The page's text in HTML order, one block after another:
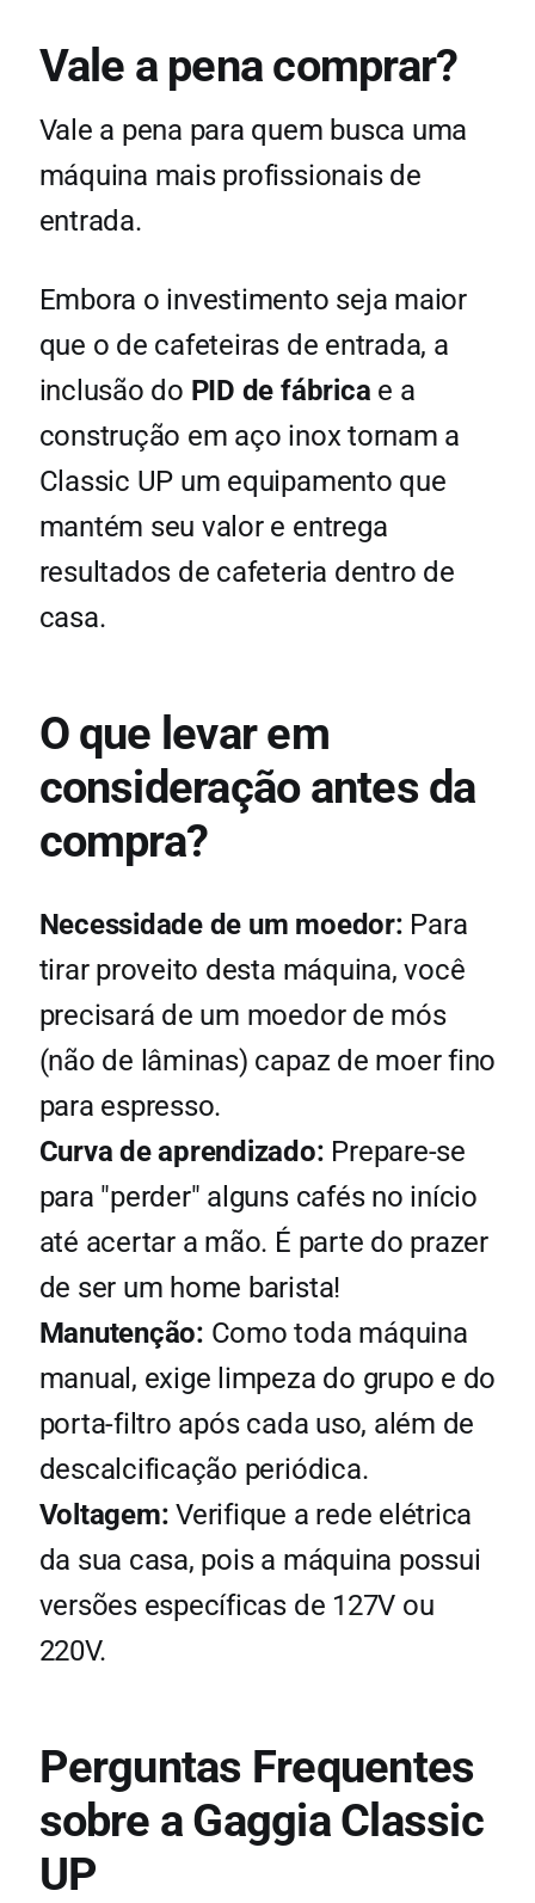
Vale a pena comprar?
Vale a pena para quem busca uma
máquina mais profissionais de
entrada.
Embora o investimento seja maior
que o de cafeteiras de entrada, a
inclusão do PID de fábrica e a
construção em aço inox tornam a
Classic UP um equipamento que
mantém seu valor e entrega
resultados de cafeteria dentro de
casa.
O que levar em
consideração antes da
compra?
Necessidade de um moedor: Para
tirar proveito desta máquina, você
precisará de um moedor de mós
(não de lâminas) capaz de moer fino
para espresso.
Curva de aprendizado: Prepare-se
para "perder" alguns cafés no início
até acertar a mão. É parte do prazer
de ser um home barista!
Manutenção: Como toda máquina
manual, exige limpeza do grupo e do
porta-filtro após cada uso, além de
descalcificação periódica.
Voltagem: Verifique a rede elétrica
da sua casa, pois a máquina possui
versões específicas de 127V ou
220V.
Perguntas Frequentes
sobre a Gaggia Classic
UP